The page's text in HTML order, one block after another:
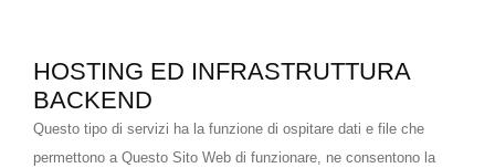
HOSTING ED INFRASTRUTTURA
BACKEND
Questo tipo di servizi ha la funzione di ospitare dati e file che
permettono a Questo Sito Web di funzionare, ne consentono la